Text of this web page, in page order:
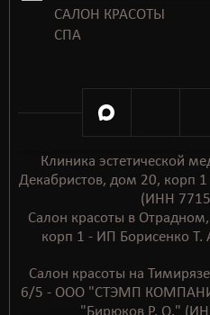
САЛОН КРАСОТЫ
СПАㅤㅤ
Клиника эстетической
Декабристов, дом 20,
(ИНН
Салон красоты в
корп 1 - ИП Борисенко
Салон красоты на
6/5 - ООО "СТЭМП
"Бирюков Р. О."